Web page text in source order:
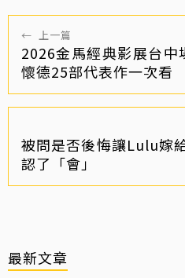
← 上一篇
2026金馬經典影展台中
懷德25部代表作一次看
被問是否後悔讓Lulu嫁
認了「會」
最新文章